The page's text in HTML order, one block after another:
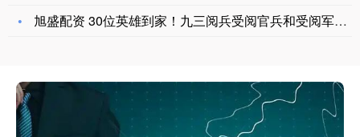
旭盛配资 30位英雄到家！九三阅兵受阅官兵和受阅军机共迎英雄